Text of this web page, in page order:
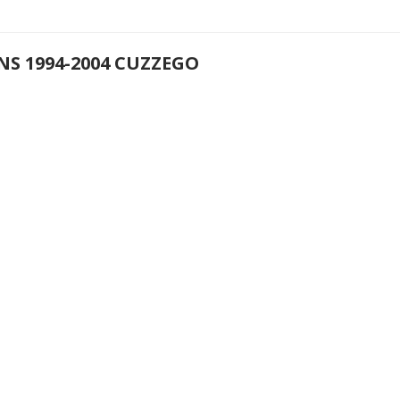
1994-2004 CUZZEGO